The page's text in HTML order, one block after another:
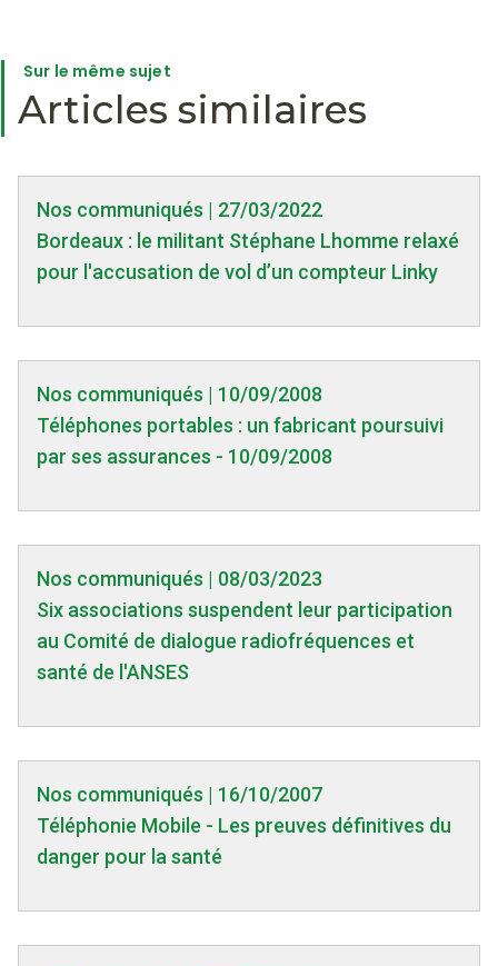
Sur le même sujet
Articles similaires
Nos communiqués | 27/03/2022
Bordeaux : le militant Stéphane Lhomme relaxé
pour l'accusation de vol d’un compteur Linky
Nos communiqués | 10/09/2008
Téléphones portables : un fabricant poursuivi
par ses assurances - 10/09/2008
Nos communiqués | 08/03/2023
Six associations suspendent leur participation
au Comité de dialogue radiofréquences et
santé de l'ANSES
Nos communiqués | 16/10/2007
Téléphonie Mobile - Les preuves définitives du
danger pour la santé